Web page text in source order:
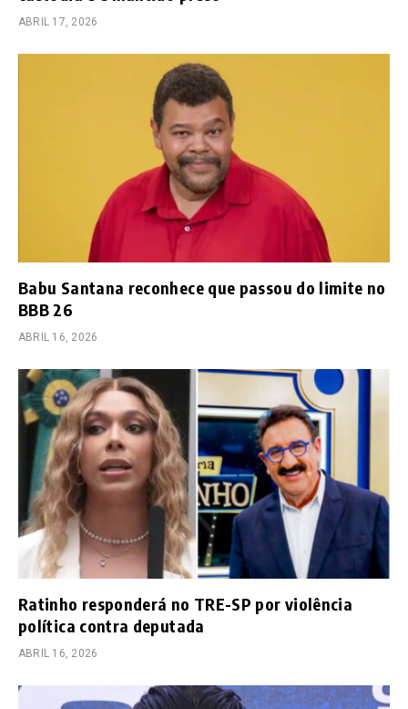
ABRIL 17, 2026
Babu Santana reconhece que passou do limite no
BBB 26
ABRIL 16, 2026
Ratinho responderá no TRE-SP por violência
política contra deputada
ABRIL 16, 2026